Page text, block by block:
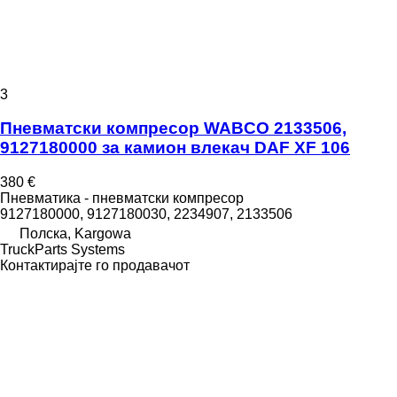
3
Пневматски компресор WABCO 2133506,
9127180000 за камион влекач DAF XF 106
380 €
Пневматика - пневматски компресор
9127180000, 9127180030, 2234907, 2133506
Полска, Kargowa
TruckParts Systems
Контактирајте го продавачот